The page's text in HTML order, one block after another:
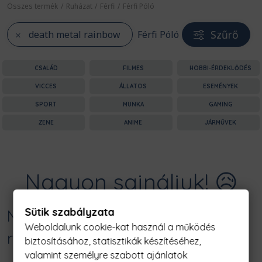
Összes termék / Ruházat / Férfi / Férfi Póló
death metal rainbow Férfi Póló Szűrő
CSALÁD FILMES HOBBI-ÉRDEKLŐDÉS
VICCES ÁLLATOS ESEMÉNYEK
SPORT MUNKA GAMING
ZENE ANIME JÁRMŰVEK
Nagyon sajnáljuk! 😥
Nincs találat erre: "death metal
rainbow Férfi Póló"
Sütik szabályzata
Weboldalunk cookie-kat használ a működés
biztosításához, statisztikák készítéséhez,
valamint személyre szabott ajánlatok